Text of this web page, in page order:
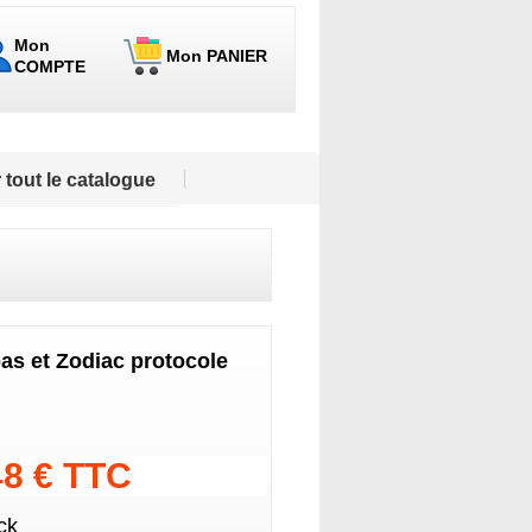
Mon
COMPTE
Mon PANIER
tout le catalogue
et Zodiac protocole
€ TTC